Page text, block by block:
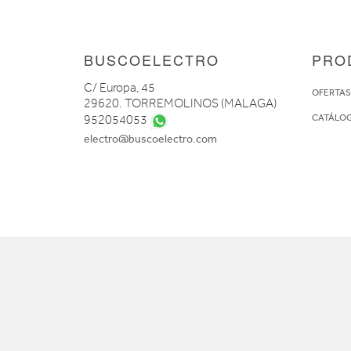
BUSCOELECTRO
C/ Europa, 45
29620. TORREMOLINOS (MALAGA)
952054053
electro@buscoelectro.com
OFERTAS